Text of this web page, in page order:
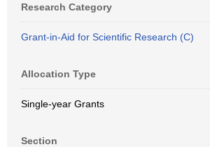
Research Category
Grant-in-Aid for Scientific Research (C)
Allocation Type
Single-year Grants
Section